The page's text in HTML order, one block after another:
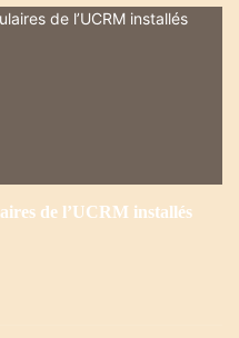
de l’UCRM installés